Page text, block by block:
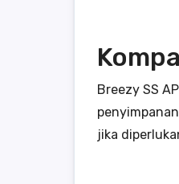
Breezy SS
jika